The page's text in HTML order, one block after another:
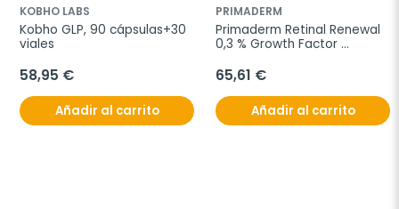
KOBHO LABS
Kobho GLP, 90 cápsulas+30
viales
58,95 €
Añadir al carrito
PRIMADERM
Primaderm Retinal Renewal
0,3 % Growth Factor
65,61 €
Añadir al carrito